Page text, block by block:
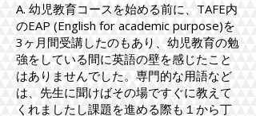
A. 幼児教育コースを始める前に、TAFE内
のEAP (English for academic purpose)を
3ヶ月間受講したのもあり、幼児教育の勉
強をしている間に英語の壁を感じたこと
はありませんでした。専門的な用語など
は、先生に聞けばその場ですぐに教えて
くれましたし課題を進める際も１から丁